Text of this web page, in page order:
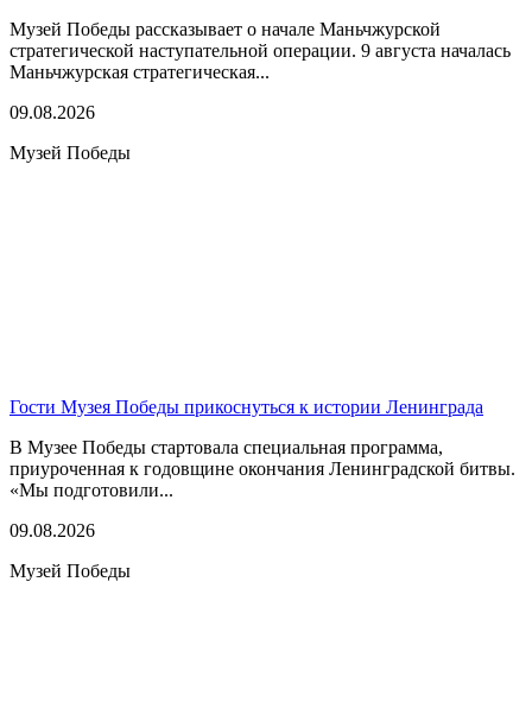
Музей Победы рассказывает о начале Маньчжурской
стратегической наступательной операции. 9 августа началась
Маньчжурская стратегическая...
09.08.2026
Музей Победы
Гости Музея Победы прикоснуться к истории Ленинграда
В Музее Победы стартовала специальная программа,
приуроченная к годовщине окончания Ленинградской битвы.
«Мы подготовили...
09.08.2026
Музей Победы